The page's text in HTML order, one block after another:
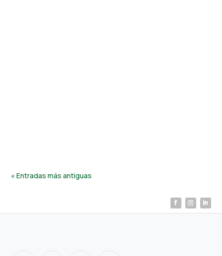
« Entradas más antiguas